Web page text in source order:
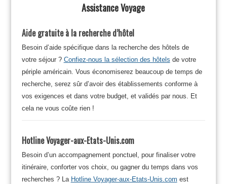
Assistance Voyage
Aide gratuite à la recherche d’hôtel
Besoin d’aide spécifique dans la recherche des hôtels de
votre séjour ? Confiez-nous la sélection des hôtels de votre
périple américain. Vous économiserez beaucoup de temps de
recherche, serez sûr d’avoir des établissements conforme à
vos exigences et dans votre budget, et validés par nous. Et
cela ne vous coûte rien !
Hotline Voyager-aux-Etats-Unis.com
Besoin d’un accompagnement ponctuel, pour finaliser votre
itinéraire, conforter vos choix, ou gagner du temps dans vos
recherches ? La Hotline Voyager-aux-Etats-Unis.com est